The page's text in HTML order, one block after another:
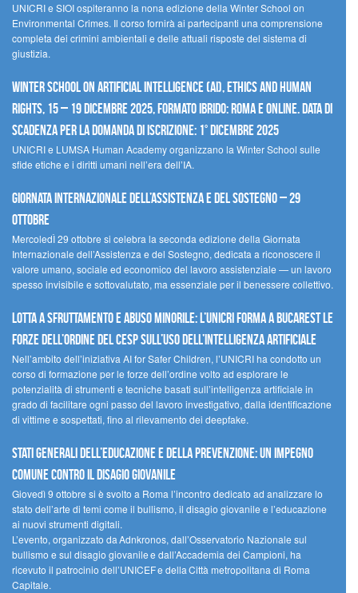
UNICRI e SIOI ospiteranno la nona edizione della Winter School on
Environmental Crimes. Il corso fornirà ai partecipanti una comprensione
completa dei crimini ambientali e delle attuali risposte del sistema di
giustizia.
Winter School on Artificial Intelligence (AI), Ethics and Human
Rights, 15 – 19 dicembre 2025, Formato Ibrido: Roma e online. Data di
scadenza per la domanda di iscrizione: 1° dicembre 2025
UNICRI e LUMSA Human Academy organizzano la Winter School sulle
sfide etiche e i diritti umani nell’era dell’IA.
Giornata internazionale dell’assistenza e del sostegno – 29
ottobre
MercoledÌ 29 ottobre si celebra la seconda edizione della Giornata
Internazionale dell’Assistenza e del Sostegno, dedicata a riconoscere il
valore umano, sociale ed economico del lavoro assistenziale — un lavoro
spesso invisibile e sottovalutato, ma essenziale per il benessere collettivo.
Lotta a sfruttamento e abuso minorile: l’UNICRI forma a Bucarest le
forze dell’ordine del CESP sull’uso dell’Intelligenza Artificiale
Nell’ambito dell’iniziativa AI for Safer Children, l’UNICRI ha condotto un
corso di formazione per le forze dell’ordine volto ad esplorare le
potenzialità di strumenti e tecniche basati sull’intelligenza artificiale in
grado di facilitare ogni passo del lavoro investigativo, dalla identificazione
di vittime e sospettati, fino al rilevamento dei deepfake.
Stati Generali dell’Educazione e della Prevenzione: un impegno
comune contro il disagio giovanile
Giovedì 9 ottobre si è svolto a Roma l’incontro dedicato ad analizzare lo
stato dell’arte di temi come il bullismo, il disagio giovanile e l’educazione
ai nuovi strumenti digitali.
L’evento, organizzato da Adnkronos, dall’Osservatorio Nazionale sul
bullismo e sul disagio giovanile e dall’Accademia dei Campioni, ha
ricevuto il patrocinio dell’UNICEF e della Città metropolitana di Roma
Capitale.